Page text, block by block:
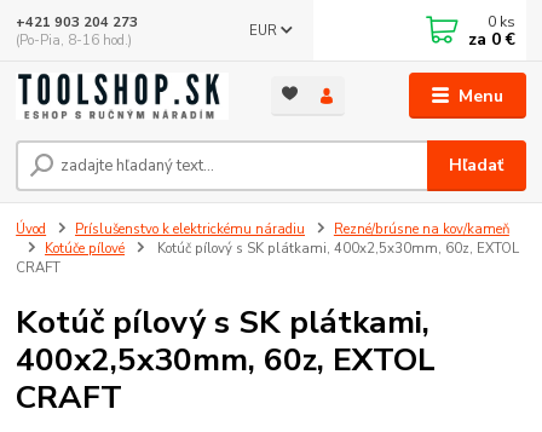
Menu
EUR
Hľadať
+421 903 204 273
(Po-Pia, 8-16 hod.)
0 ks
za 0 €
Úvod Príslušenstvo k elektrickému náradiu
Rezné/brúsne na kov/kameň
Kotúče pílové
Kotúč pílový s SK plátkami, 400x2,5x30mm, 60z, EXTOL
CRAFT
Kotúč pílový s SK plátkami,
400x2,5x30mm, 60z, EXTOL
CRAFT